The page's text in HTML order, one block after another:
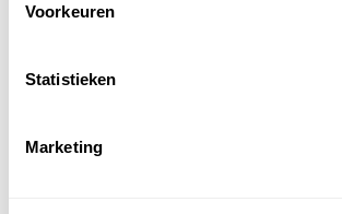
Voorkeuren
Statistieken
Marketing
Ontdek Noord-India en de